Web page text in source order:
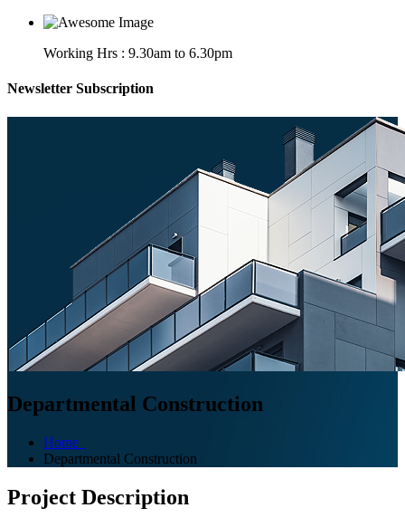
Working Hrs : 9.30am to 6.30pm
Newsletter Subscription
Departmental Construction
Home
Departmental Construction
Project Description